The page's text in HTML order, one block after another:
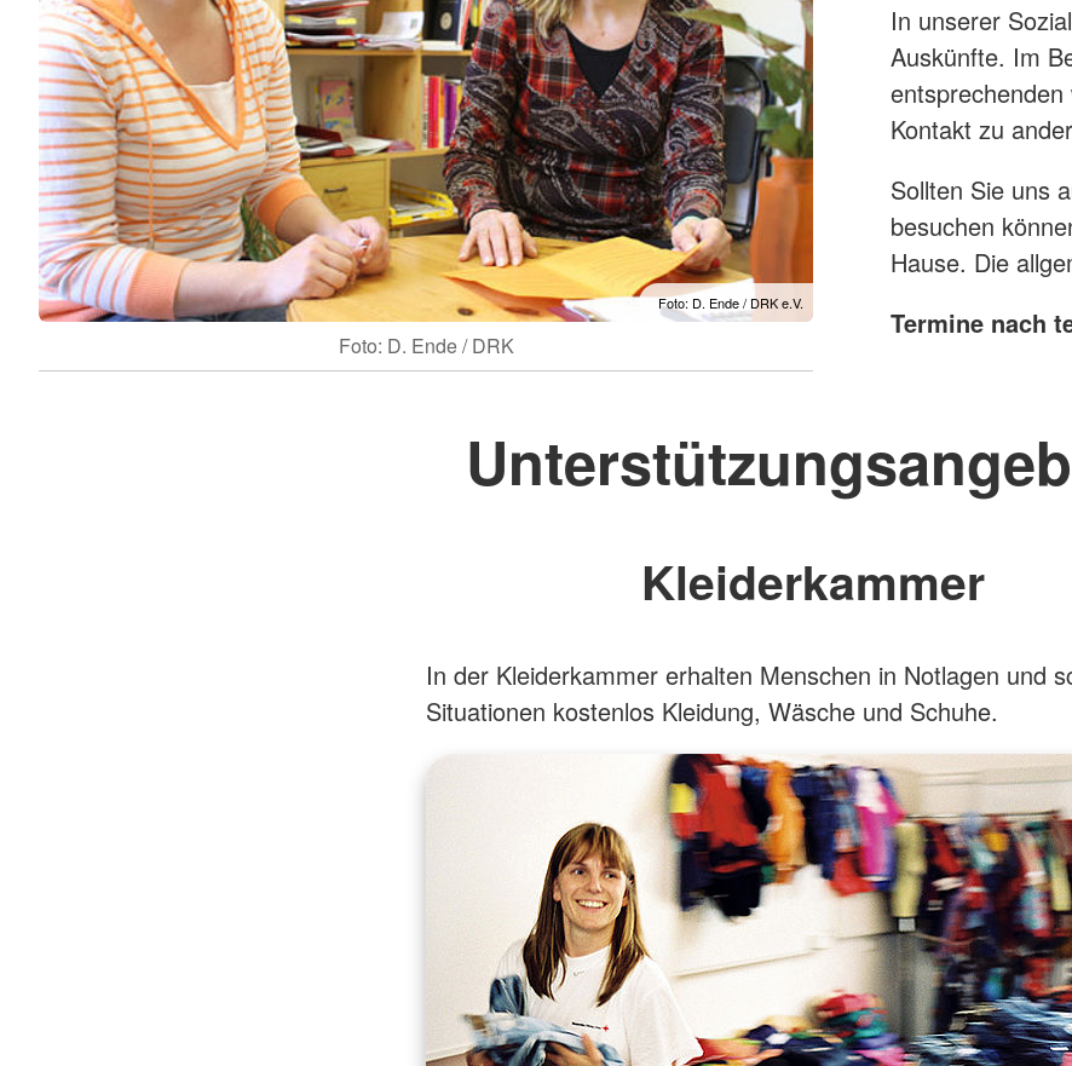
Foto: D. Ende / DRK e.V.
Foto: D. Ende / DRK
In unserer
Auskünfte. Im
Kontakt zu
Sollten Sie uns
besuchen
Hause. Die
Termine nach
Kleiderkammer
In der Kleiderkammer erhalten Menschen in Notlagen und
Situationen kostenlos Kleidung, Wäsche und Schuhe.